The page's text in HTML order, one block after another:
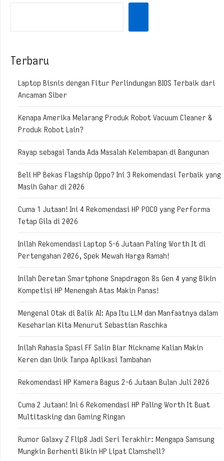
Terbaru
Laptop Bisnis dengan Fitur Perlindungan BIOS Terbaik dari
Ancaman Siber
Kenapa Amerika Melarang Produk Robot Vacuum Cleaner &
Produk Robot Lain?
Rayap sebagai Tanda Ada Masalah Kelembapan di Bangunan
Beli HP Bekas Flagship Oppo? Ini 3 Rekomendasi Terbaik yang
Masih Gahar di 2026
Cuma 1 Jutaan! Ini 4 Rekomendasi HP POCO yang Performa
Tetap Gila di 2026
Inilah Rekomendasi Laptop 5-6 Jutaan Paling Worth It di
Pertengahan 2026, Spek Mewah Harga Ramah!
Inilah Deretan Smartphone Snapdragon 8s Gen 4 yang Bikin
Kompetisi HP Menengah Atas Makin Panas!
Mengenal Otak di Balik AI: Apa Itu LLM dan Manfaatnya dalam
Keseharian Kita Menurut Sebastian Raschka
Inilah Rahasia Spasi FF Salin Biar Nickname Kalian Makin
Keren dan Unik Tanpa Aplikasi Tambahan
Rekomendasi HP Kamera Bagus 2-6 Jutaan Bulan Juli 2026
Cuma 2 Jutaan! Ini 6 Rekomendasi HP Paling Worth It Buat
Multitasking dan Gaming Ringan
Rumor Galaxy Z Flip8 Jadi Seri Terakhir: Mengapa Samsung
Mungkin Berhenti Bikin HP Lipat Clamshell?